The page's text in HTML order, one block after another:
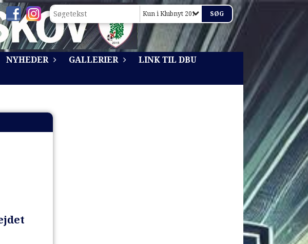
Kun i Klubnyt 2017
NYHEDER GALLERIER
LINK TIL DBU